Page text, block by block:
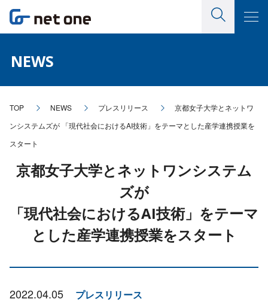
NEWS
TOP NEWS プレスリリース
京都女子大学とネットワ
ンシステムズが 「現代社会におけるAI技術」をテーマとした産学連携授業を
スタート
京都女子大学とネットワンシステム
ズが
「現代社会におけるAI技術」をテーマ
とした産学連携授業をスタート
2022.04.05 プレスリリース